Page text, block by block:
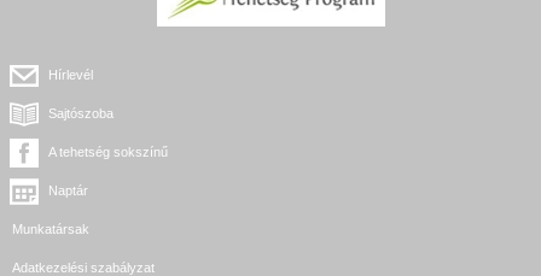
Hírlevél
Sajtószoba
A tehetség sokszínű
Naptár
Munkatársak
Adatkezelési szabályzat